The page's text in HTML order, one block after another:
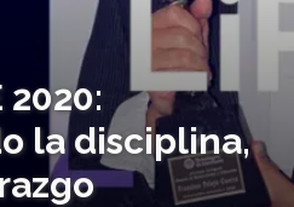
la disciplina,